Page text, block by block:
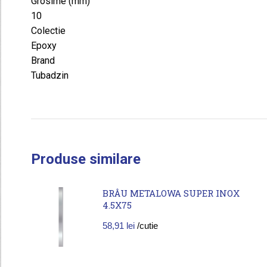
10
Colectie
Epoxy
Brand
Tubadzin
Produse similare
BRÂU METALOWA SUPER INOX
4.5X75
58,91 lei /cutie